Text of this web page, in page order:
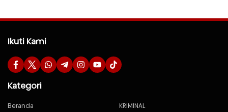
Ikuti Kami
Kategori
Beranda
KRIMINAL